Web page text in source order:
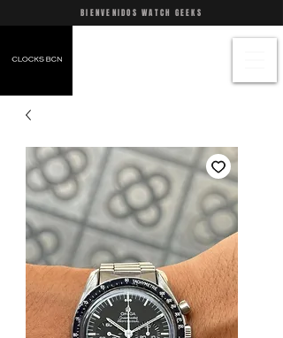
BIENVENIDOS WATCH GEEKS